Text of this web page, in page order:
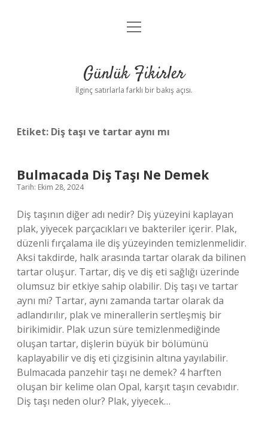
Anasayfa
Yasal Uyarı
menüyü
Günlük Fikirler
İlginç satırlarla farklı bir bakış açısı.
Etiket: Diş taşı ve tartar aynı mı
Bulmacada Diş Taşı Ne Demek
Tarih: Ekim 28, 2024
Diş taşının diğer adı nedir? Diş yüzeyini kaplayan
plak, yiyecek parçacıkları ve bakteriler içerir. Plak,
düzenli fırçalama ile diş yüzeyinden temizlenmelidir.
Aksi takdirde, halk arasında tartar olarak da bilinen
tartar oluşur. Tartar, diş ve diş eti sağlığı üzerinde
olumsuz bir etkiye sahip olabilir. Diş taşı ve tartar
aynı mı? Tartar, aynı zamanda tartar olarak da
adlandırılır, plak ve minerallerin sertleşmiş bir
birikimidir. Plak uzun süre temizlenmediğinde
oluşan tartar, dişlerin büyük bir bölümünü
kaplayabilir ve diş eti çizgisinin altına yayılabilir.
Bulmacada panzehir taşı ne demek? 4 harften
oluşan bir kelime olan Opal, karşıt taşın cevabıdır.
Diş taşı neden olur? Plak, yiyecek…